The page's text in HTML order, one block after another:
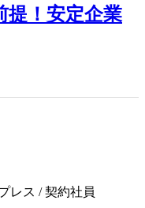
提！安定企業
レス / 契約社員